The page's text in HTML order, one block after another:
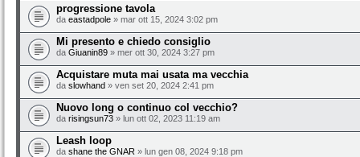
progressione tavola
da eastadpole » mar ott 15, 2024 3:02 pm
Mi presento e chiedo consiglio
da Giuanin89 » mer ott 30, 2024 3:27 pm
Acquistare muta mai usata ma vecchia
da slowhand » ven set 20, 2024 2:41 pm
Nuovo long o continuo col vecchio?
da risingsun73 » lun ott 02, 2023 11:19 am
Leash loop
da shane the GNAR » lun gen 08, 2024 9:18 pm